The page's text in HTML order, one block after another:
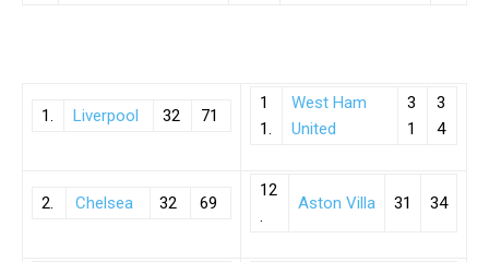
1. Liverpool 32 71
1
1.
West Ham
United
3
1
3
4
2. Chelsea 32 69
12
.
Aston Villa 31 34